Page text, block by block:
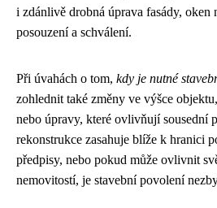
i zdánlivě drobná úprava fasády,
posouzení a schválení.
Při úvahách o tom, kdy je nutné
zohlednit také změny ve výšce
nebo úpravy, které ovlivňují sousední
rekonstrukce zasahuje blíže k hranici
předpisy, nebo pokud může ovlivnit
nemovitostí, je stavební povolení